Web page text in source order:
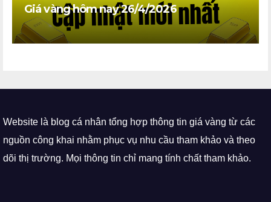
Giá vàng hôm nay 26/4/2026
Website là blog cá nhân tổng hợp thông tin giá vàng từ các
nguồn công khai nhằm phục vụ nhu cầu tham khảo và theo
dõi thị trường. Mọi thông tin chỉ mang tính chất tham khảo.